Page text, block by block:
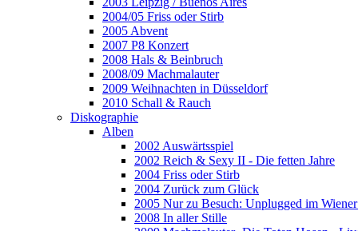
2004/05 Friss oder Stirb
2005 Abvent
2007 P8 Konzert
2008 Hals & Beinbruch
2008/09 Machmalauter
2009 Weihnachten in Düsseldorf
2010 Schall & Rauch
Diskographie
Alben
2002 Auswärtsspiel
2002 Reich & Sexy II - Die fetten Jahre
2004 Friss oder Stirb
2004 Zurück zum Glück
2005 Nur zu Besuch: Unplugged im
2008 In aller Stille